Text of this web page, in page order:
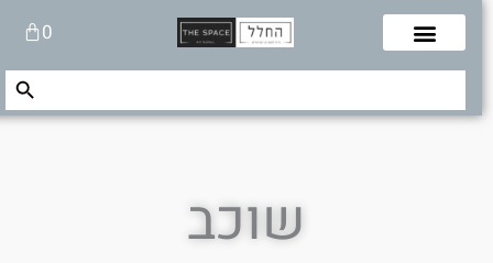
0עגלת
קניות
Search
Search Button
שוכב